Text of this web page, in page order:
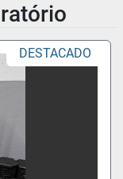
DESTACADO